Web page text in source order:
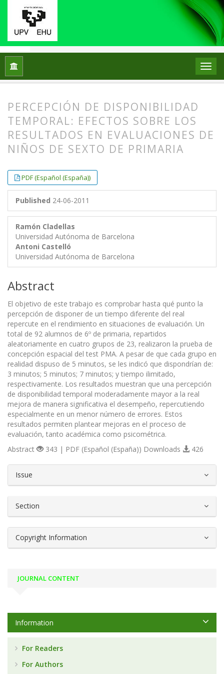
Home
PERCEPCIÓN DE DISPONIBILIDAD
TEMPORAL: EFECTOS SOBRE LOS
RESULTADOS EN EVALUACIONES DE
NIÑOS DE SEXTO DE PRIMARIA
PDF (Español (España))
Published 24-06-2011
Ramón Cladellas
Universidad Autónoma de Barcelona
Antoni Castelló
Universidad Autónoma de Barcelona
Abstract
El objetivo de este trabajo es comprobar hasta qué punto la
percepción de disponer de un tiempo diferente del real
repercute en el rendimiento en situaciones de evaluación. Un
total de 92 alumnos de 6º de primaria, repartidos
aleatoriamente en cuatro grupos de 23, realizaron la prueba de
concepción espacial del test PMA. A pesar de que cada grupo en
realidad dispuso de 5 minutos, se les indicó que dispondrían de:
3 minutos; 5 minutos; 7 minutos; y tiempo ilimitado,
respectivamente. Los resultados muestran que una percepción
de disponibilidad temporal moderadamente mayor a la real
mejora de manera significativa el desempeño, repercutiendo
especialmente en un menor número de errores. Estos
resultados permiten plantear mejoras en el proceso de
evaluación, tanto académica como psicométrica.
Abstract
343 | PDF (Español (España)) Downloads 426
Issue
Section
Copyright Information
JOURNAL CONTENT
Information
For Readers
For Authors